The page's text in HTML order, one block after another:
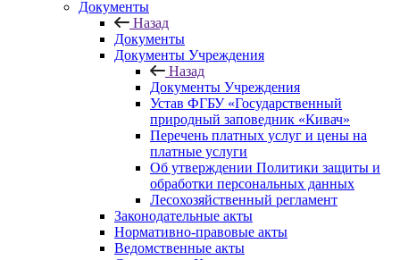
Документы
Назад
Документы
Документы Учреждения
Назад
Документы Учреждения
Устав ФГБУ «Государственный
природный заповедник «Кивач»
Перечень платных услуг и цены на
платные услуги
Об утверждении Политики защиты и
обработки персональных данных
Лесохозяйственный регламент
Законодательные акты
Нормативно-правовые акты
Ведомственные акты